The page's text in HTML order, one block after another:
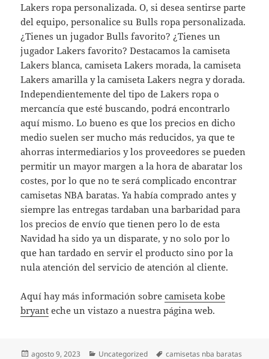
Lakers ropa personalizada. O, si desea sentirse parte
del equipo, personalice su Bulls ropa personalizada.
¿Tienes un jugador Bulls favorito? ¿Tienes un
jugador Lakers favorito? Destacamos la camiseta
Lakers blanca, camiseta Lakers morada, la camiseta
Lakers amarilla y la camiseta Lakers negra y dorada.
Independientemente del tipo de Lakers ropa o
mercancía que esté buscando, podrá encontrarlo
aquí mismo. Lo bueno es que los precios en dicho
medio suelen ser mucho más reducidos, ya que te
ahorras intermediarios y los proveedores se pueden
permitir un mayor margen a la hora de abaratar los
costes, por lo que no te será complicado encontrar
camisetas NBA baratas. Ya había comprado antes y
siempre las entregas tardaban una barbaridad para
los precios de envío que tienen pero lo de esta
Navidad ha sido ya un disparate, y no solo por lo
que han tardado en servir el producto sino por la
nula atención del servicio de atención al cliente.
Aquí hay más información sobrecamiseta kobe
bryant eche un vistazo a nuestra página web.
Publicado
agosto 9, 2023 Categorías
Uncategorized Etiquetas
camisetas nba baratas